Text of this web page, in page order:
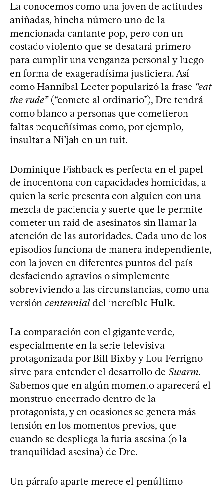
La conocemos como una joven de actitudes
aniñadas, hincha número uno de la
mencionada cantante pop, pero con un
costado violento que se desatará primero
para cumplir una venganza personal y luego
en forma de exageradísima justiciera. Así
como Hannibal Lecter popularizó la frase “eat
the rude”(“comete al ordinario”), Dre tendrá
como blanco a personas que cometieron
faltas pequeñísimas como, por ejemplo,
insultar a Ni’jah en un tuit.
Dominique Fishback es perfecta en el papel
de inocentona con capacidades homicidas, a
quien la serie presenta con alguien con una
mezcla de paciencia y suerte que le permite
cometer un raid de asesinatos sin llamar la
atención de las autoridades. Cada uno de los
episodios funciona de manera independiente,
con la joven en diferentes puntos del país
desfaciendo agravios o simplemente
sobreviviendo a las circunstancias, como una
versión centennialdel increíble Hulk.
La comparación con el gigante verde,
especialmente en la serie televisiva
protagonizada por Bill Bixby y Lou Ferrigno
sirve para entender el desarrollo de Swarm.
Sabemos que en algún momento aparecerá el
monstruo encerrado dentro de la
protagonista, y en ocasiones se genera más
tensión en los momentos previos, que
cuando se despliega la furia asesina (o la
tranquilidad asesina) de Dre.
Un párrafo aparte merece el penúltimo